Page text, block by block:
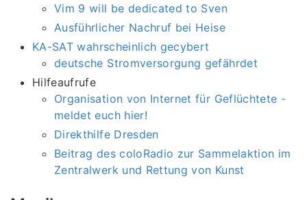
Vim 9 will be dedicated to Sven
Ausführlicher Nachruf bei Heise
KA-SAT wahrscheinlich gecybert
deutsche Stromversorgung gefährdet
Hilfeaufrufe
Organisation von Internet für Geflüchtete -
meldet euch hier!
Direkthilfe Dresden
Beitrag des coloRadio zur Sammelaktion im
Zentralwerk und Rettung von Kunst